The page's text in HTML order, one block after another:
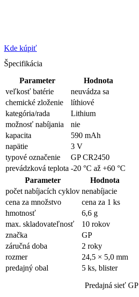
Kde kúpiť
Špecifikácia
Parameter
Hodnota
veľkosť batérie
neuvádza sa
chemické zloženie
líthiové
kategória/rada
Lithium
možnosť nabíjania
nie
kapacita
590 mAh
napätie
3 V
typové označenie
GP CR2450
prevádzková teplota -20 °C až +60 °C
Parameter
Hodnota
počet nabíjacích cyklov nenabíjacie
cena za množstvo
cena za 1 ks
hmotnosť
6,6 g
max. skladovateľnosť
10 rokov
značka
GP
záručná doba
2 roky
rozmer
24,5 × 5,0 mm
predajný obal
5 ks, blister
Predajná sieť GP